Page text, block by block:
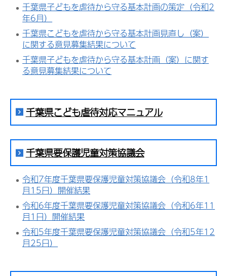
千葉県子どもを虐待から守る基本計画の策定（令和2
年6月）
千葉県こどもを虐待から守る基本計画見直し（案）
に関する意見募集結果について
千葉県子どもを虐待から守る基本計画（案）に関す
る意見募集結果について
千葉県こども虐待対応マニュアル
千葉県要保護児童対策協議会
令和7年度千葉県要保護児童対策協議会（令和8年1
月15日）開催結果
令和6年度千葉県要保護児童対策協議会（令和6年11
月1日）開催結果
令和5年度千葉県要保護児童対策協議会（令和5年12
月25日）